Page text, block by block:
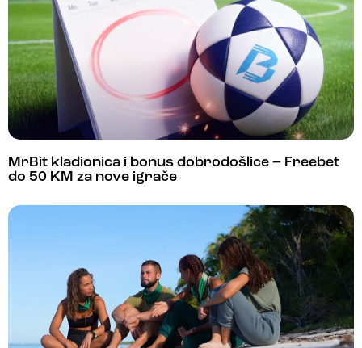
MrBit kladionica i bonus dobrodošlice – Freebet
do 50 KM za nove igrače